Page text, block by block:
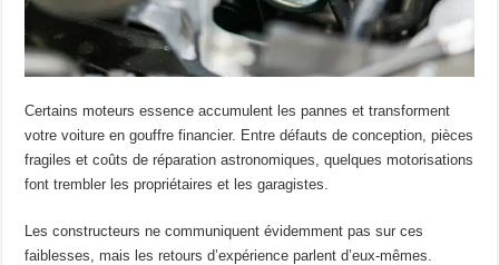
Certains moteurs essence accumulent les pannes et transforment
votre voiture en gouffre financier. Entre défauts de conception, pièces
fragiles et coûts de réparation astronomiques, quelques motorisations
font trembler les propriétaires et les garagistes.
Les constructeurs ne communiquent évidemment pas sur ces
faiblesses, mais les retours d’expérience parlent d’eux-mêmes.